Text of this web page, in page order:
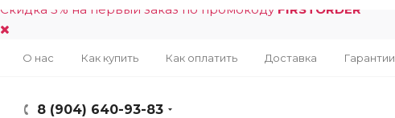
Скидка 5% на первый заказ по промокоду FIRSTORDER
О нас Как купить Как оплатить Доставка Гарантии
8 (904) 640-93-83